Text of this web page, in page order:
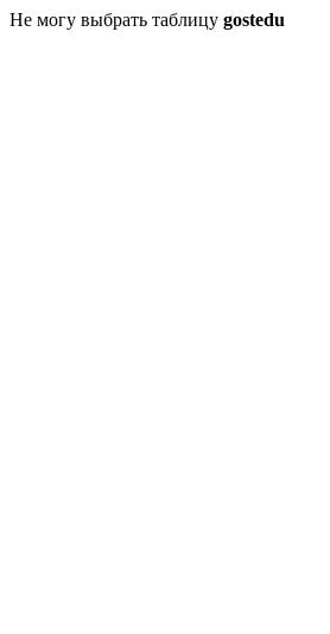
Не могу выбрать таблицу gostedu